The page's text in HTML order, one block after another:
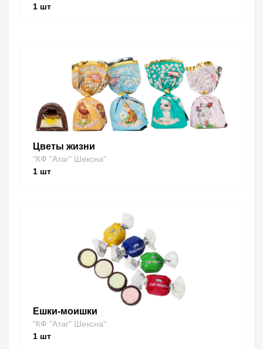
1 шт
Цветы жизни
"КФ "Атаг" Шексна"
1 шт
Ешки-моишки
"КФ "Атаг" Шексна"
1 шт